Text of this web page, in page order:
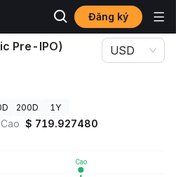
Đăng ký
Pre-IPO) PREOPAI
Pre-IPO)
USD
200D 1Y
Cao $ 719.927480